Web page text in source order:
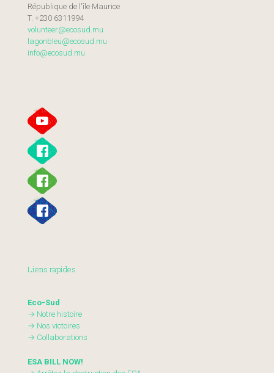
République de l'île Maurice
T. +230 6311994
volunteer@ecosud.mu
lagonbleu@ecosud.mu
info@ecosud.mu
Liens rapides
Eco-Sud
→ Notre histoire
→ Nos victoires
→ Collaborations
ESA BILL NOW!